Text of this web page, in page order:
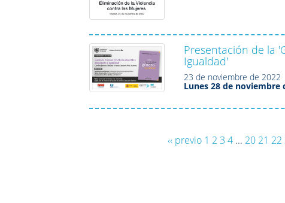
Presentación de la
Igualdad'
23 de noviembre de 2022
Lunes 28 de noviembre
‹‹ previo 1 2 3 4 ... 20 21 22